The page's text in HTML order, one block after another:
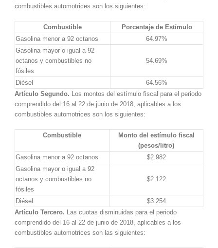
combustibles automotrices son los siguientes:
Combustible
Porcentaje de Estímulo
Gasolina menor a 92 octanos
64.97%
Gasolina mayor o igual a 92
octanos y combustibles no
fósiles
54.69%
Diésel
64.56%
Artículo Segundo. Los montos del estímulo fiscal para el periodo
comprendido del 16 al 22 de junio de 2018, aplicables a los
combustibles automotrices son los siguientes:
Combustible
Monto del estímulo fiscal
(pesos/litro)
Gasolina menor a 92 octanos
$2.982
Gasolina mayor o igual a 92
octanos y combustibles no
fósiles
$2.122
Diésel
$3.254
Artículo Tercero. Las cuotas disminuidas para el periodo
comprendido del 16 al 22 de junio de 2018, aplicables a los
combustibles automotrices son las siguientes: